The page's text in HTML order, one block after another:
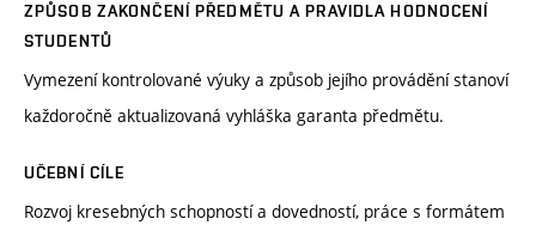
ZPŮSOB ZAKONČENÍ PŘEDMĚTU A PRAVIDLA HODNOCENÍ
STUDENTŮ
Vymezení kontrolované výuky a způsob jejího provádění stanoví
každoročně aktualizovaná vyhláška garanta předmětu.
UČEBNÍ CÍLE
Rozvoj kresebných schopností a dovedností, práce s formátem